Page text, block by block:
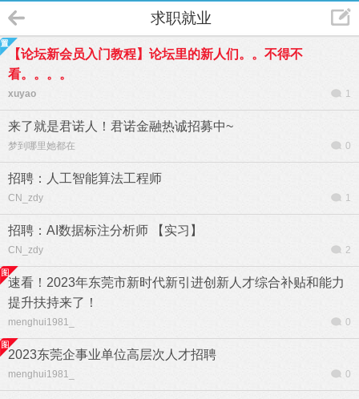
求职就业
【论坛新会员入门教程】论坛里的新人们。。不得不
看。。。。
xuyao 1
来了就是君诺人！君诺金融热诚招募中~
梦到哪里她都在 0
招聘：人工智能算法工程师
CN_zdy 1
招聘：AI数据标注分析师 【实习】
CN_zdy 2
速看！2023年东莞市新时代新引进创新人才综合补贴和能力
提升扶持来了！
menghui1981_ 0
2023东莞企事业单位高层次人才招聘
menghui1981_ 0